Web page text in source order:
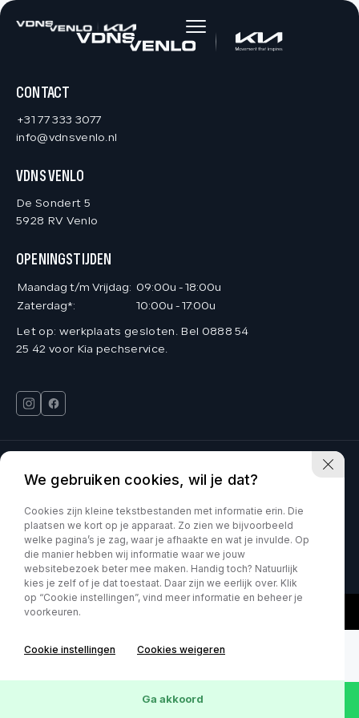
HOME
AANBOD
DIENSTEN
VACATURES
VERKOCHT
CONTACT
CONTACT
+31 77 333 3077
info@vdnsvenlo.nl
VDNS VENLO
De Sondert 5
5928 RV Venlo
OPENINGSTIJDEN
Maandag t/m Vrijdag: 09:00u - 18:00u
Zaterdag*:
10:00u - 17:00u
Let op: werkplaats gesloten. Bel 0888 54
25 42 voor Kia pechservice.
Deinum Venlo is onderdeel van Kia VDNS
Car Movement is onderdeel van Kia VDNS
KVK : 60070897
We gebruiken cookies, wil je dat?
Cookies zijn kleine tekstbestanden met informatie erin. Die
plaatsen we kort op je apparaat. Zo zien we bijvoorbeeld
welke pagina’s je zag, waar je afhaakte en wat je invulde. Op
die manier hebben wij informatie waar we jouw
websitebezoek beter mee maken. Handig toch? Natuurlijk
kies je zelf of je dat toestaat. Daar zijn we eerlijk over. Klik
op “Cookie instellingen”, vind meer informatie en beheer je
voorkeuren.
Cookie instellingen Cookies weigeren
Ga akkoord